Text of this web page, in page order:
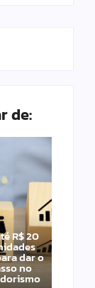
de:
R$ 20
dar o
no